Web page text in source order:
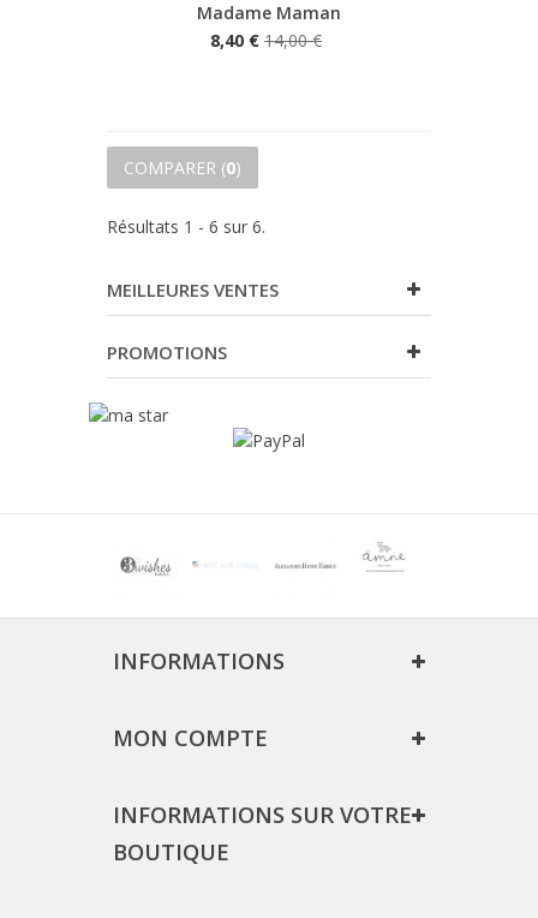
Madame Maman
8,40 € 14,00 €
COMPARER (0)
Résultats 1 - 6 sur 6.
MEILLEURES VENTES
PROMOTIONS
INFORMATIONS
MON COMPTE
INFORMATIONS SUR VOTRE
BOUTIQUE